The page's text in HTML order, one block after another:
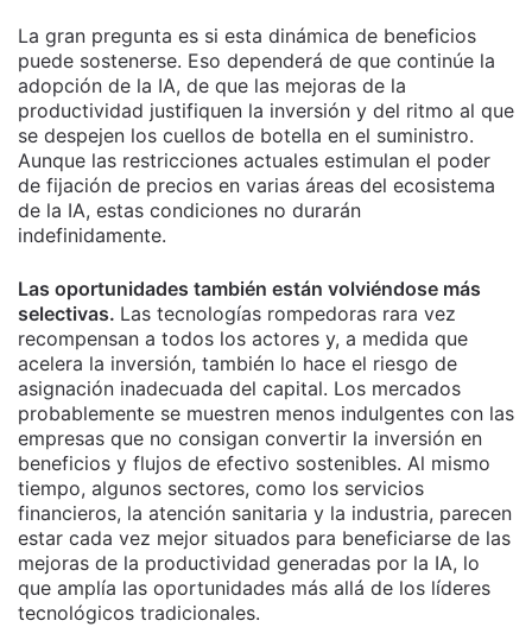
La gran pregunta es si esta dinámica de beneficios
puede sostenerse. Eso dependerá de que continúe la
adopción de la IA, de que las mejoras de la
productividad justifiquen la inversión y del ritmo al que
se despejen los cuellos de botella en el suministro.
Aunque las restricciones actuales estimulan el poder
de fijación de precios en varias áreas del ecosistema
de la IA, estas condiciones no durarán
indefinidamente.
Las oportunidades también están volviéndose más
selectivas. Las tecnologías rompedoras rara vez
recompensan a todos los actores y, a medida que
acelera la inversión, también lo hace el riesgo de
asignación inadecuada del capital. Los mercados
probablemente se muestren menos indulgentes con las
empresas que no consigan convertir la inversión en
beneficios y flujos de efectivo sostenibles. Al mismo
tiempo, algunos sectores, como los servicios
financieros, la atención sanitaria y la industria, parecen
estar cada vez mejor situados para beneficiarse de las
mejoras de la productividad generadas por la IA, lo
que amplía las oportunidades más allá de los líderes
tecnológicos tradicionales.